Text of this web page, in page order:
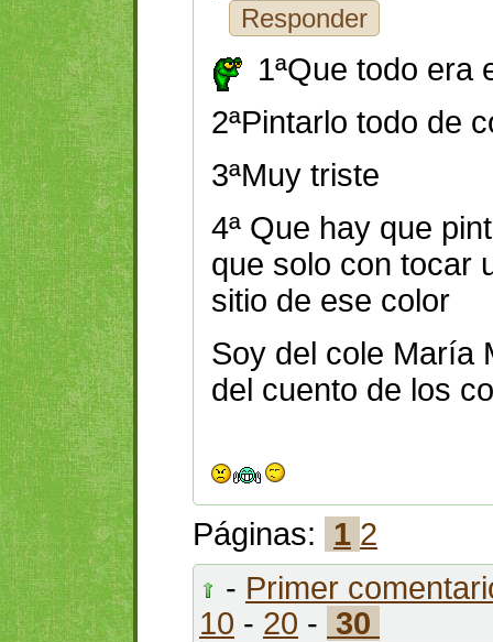
Responder
1ªQue todo era
2ªPintarlo todo de
3ªMuy triste
4ª Que hay que
que solo con tocar
sitio de ese color
Soy del cole María
del cuento de los
Páginas: 1 2
- Primer
10 - 20 - 30